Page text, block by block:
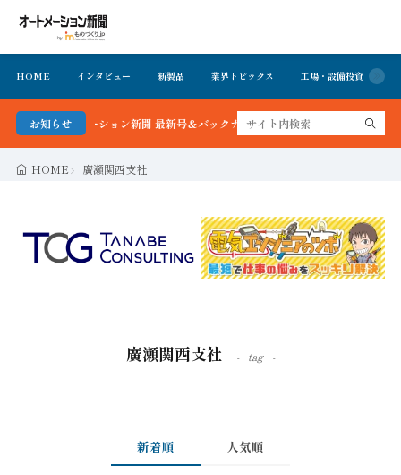
HOME インタビュー 新製品 業界トピックス 工場・設備投資
お知らせ
オートメーション新聞 最新号＆バックナンバーを無料で公開中 詳細はこちら
HOME 廣瀬関西支社
廣瀬関西支社 tag
新着順 人気順